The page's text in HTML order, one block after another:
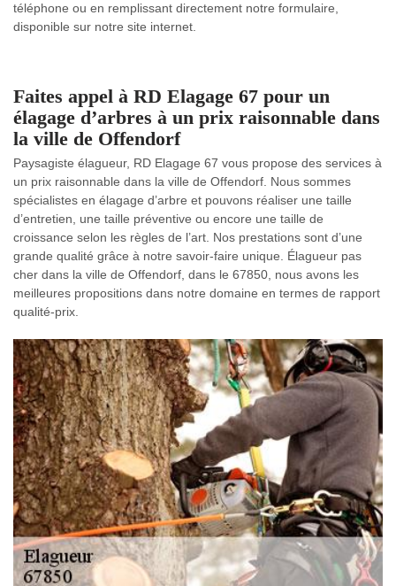
téléphone ou en remplissant directement notre formulaire,
disponible sur notre site internet.
Faites appel à RD Elagage 67 pour un
élagage d’arbres à un prix raisonnable dans
la ville de Offendorf
Paysagiste élagueur, RD Elagage 67 vous propose des services à
un prix raisonnable dans la ville de Offendorf. Nous sommes
spécialistes en élagage d’arbre et pouvons réaliser une taille
d’entretien, une taille préventive ou encore une taille de
croissance selon les règles de l’art. Nos prestations sont d’une
grande qualité grâce à notre savoir-faire unique. Élagueur pas
cher dans la ville de Offendorf, dans le 67850, nous avons les
meilleures propositions dans notre domaine en termes de rapport
qualité-prix.